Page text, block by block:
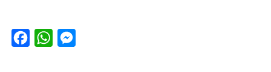
FacebookWhatsApp